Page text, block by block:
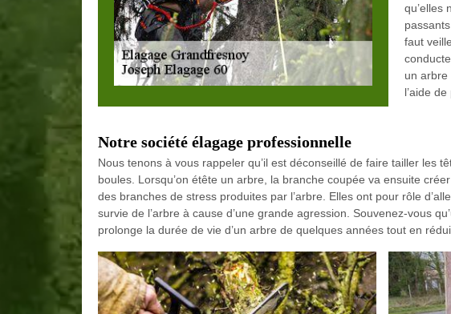
qu’elles
faut
un arbre
l’aide
Notre société élagage professionnelle
Nous tenons à vous rappeler qu’il est déconseillé de faire tailler les
boules. Lorsqu’on étête un arbre, la branche coupée va ensuite
des branches de stress produites par l’arbre. Elles ont pour rôle
survie de l’arbre à cause d’une grande agression. Souvenez-vous
prolonge la durée de vie d’un arbre de quelques années tout en